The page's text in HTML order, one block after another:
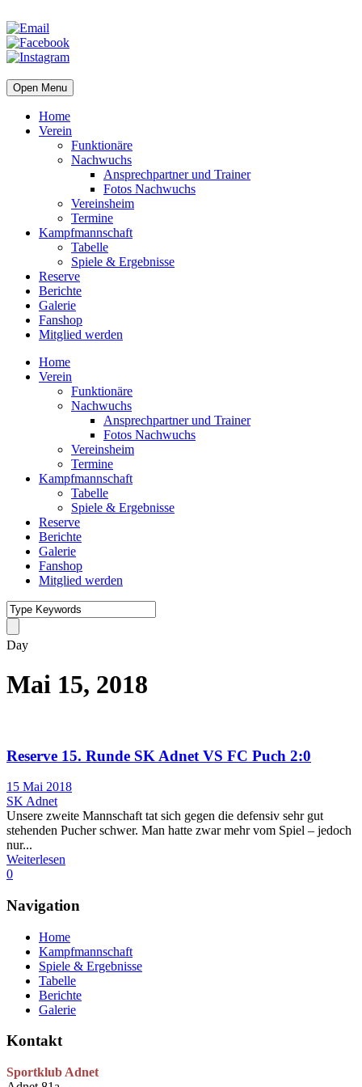
Open Menu
Home
Verein
Funktionäre
Nachwuchs
Ansprechpartner und Trainer
Fotos Nachwuchs
Vereinsheim
Termine
Kampfmannschaft
Tabelle
Spiele & Ergebnisse
Reserve
Berichte
Galerie
Fanshop
Mitglied werden
Home
Verein
Funktionäre
Nachwuchs
Ansprechpartner und Trainer
Fotos Nachwuchs
Vereinsheim
Termine
Kampfmannschaft
Tabelle
Spiele & Ergebnisse
Reserve
Berichte
Galerie
Fanshop
Mitglied werden
Day
Mai 15, 2018
Reserve 15. Runde SK Adnet VS FC Puch 2:0
15 Mai 2018
SK Adnet
Unsere zweite Mannschaft tat sich gegen die defensiv sehr gut
stehenden Pucher schwer. Man hatte zwar mehr vom Spiel – jedoch
nur...
Weiterlesen
0
Navigation
Home
Kampfmannschaft
Spiele & Ergebnisse
Tabelle
Berichte
Galerie
Kontakt
Sportklub Adnet